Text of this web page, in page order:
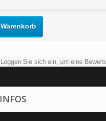
Loggen Sie sich ein, um eine